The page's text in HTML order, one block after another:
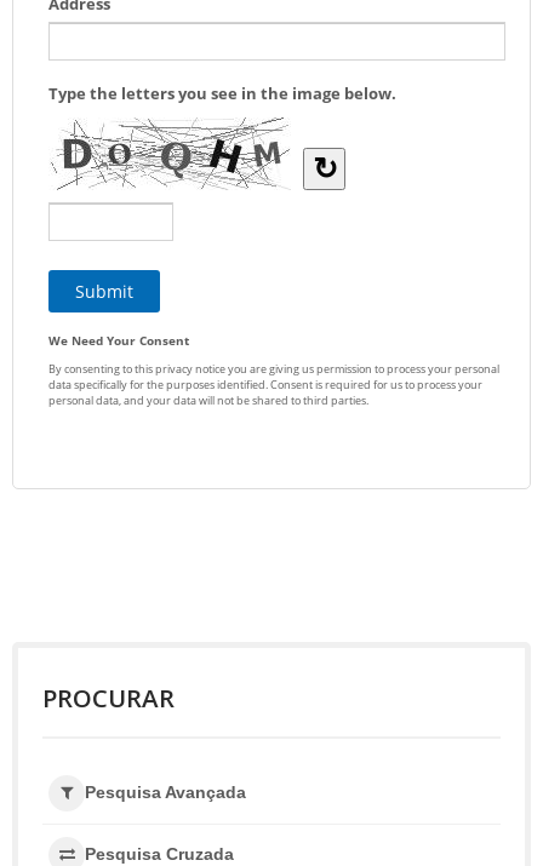
PROCURAR
Pesquisa Avançada
Pesquisa Cruzada